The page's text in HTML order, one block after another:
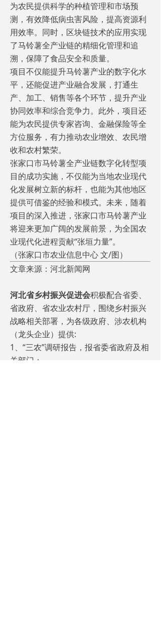
为农民提供科学的种植管理和市场预
测，有效降低病虫害风险，提高资源利
用效率。同时，区块链技术的应用实现
了马铃薯全产业链的精细化管理和追
溯，保障了食品安全和质量。
项目不仅能提升马铃薯产业的数字化水
平，还能促进产业融合发展，打通生
产、加工、销售等各个环节，提升产业
协同效率和综合竞争力。此外，项目还
能为农民提供专家咨询、金融保险等全
方位服务，有力推动农业增效、农民增
收和农村繁荣。
张家口市马铃薯全产业链数字化转型项
目的成功实施，不仅能为当地农业现代
化发展树立新的标杆，也能为其他地区
提供可借鉴的经验和模式。未来，随着
项目的深入推进，张家口市马铃薯产业
将迎来更加广阔的发展前景，为全国农
业现代化进程贡献“张垣力量”。
（张家口市农业信息中心 文/图）
文章来源：河北新闻网
河北省乡村振兴促进会积极配合省委、
省政府、省农业农村厅，围绕乡村振兴
战略相关部署，为各级政府、涉农机构
（龙头企业）提供:
1、“三农”调研报告，报省委省政府及相
关部门；